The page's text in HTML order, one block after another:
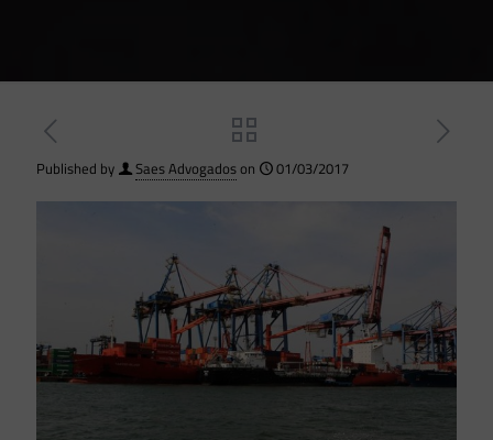
Published by Saes Advogadoson 01/03/2017